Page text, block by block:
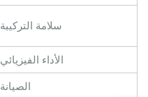
سلامة التركيبة
الأداء الفيزيائي
الصيانة